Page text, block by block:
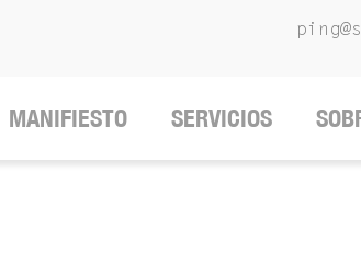
MANIFIESTO SERVICIOS